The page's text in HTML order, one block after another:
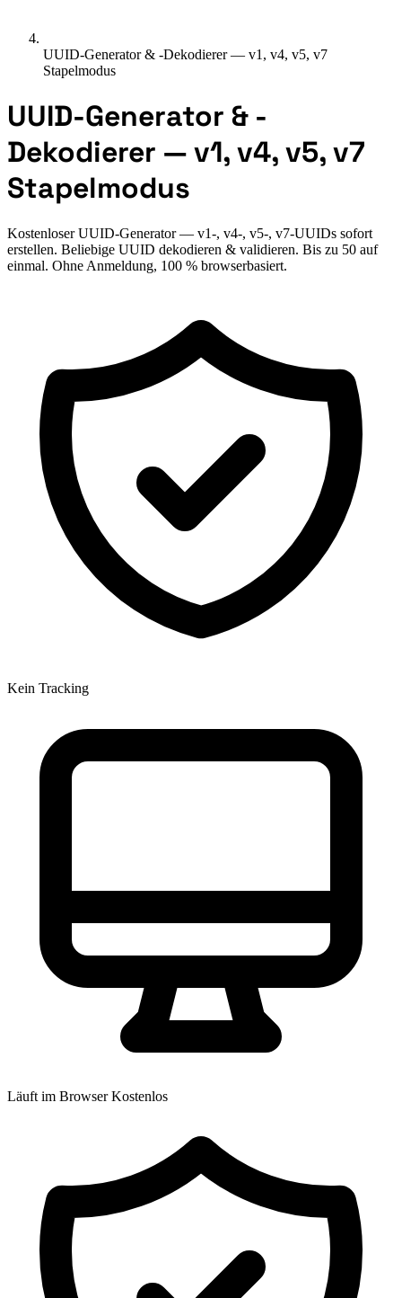
UUID-Generator & -Dekodierer — v1, v4, v5, v7
Stapelmodus
UUID-Generator & -
Dekodierer — v1, v4, v5, v7
Stapelmodus
Kostenloser UUID-Generator — v1-, v4-, v5-, v7-UUIDs sofort
erstellen. Beliebige UUID dekodieren & validieren. Bis zu 50 auf
einmal. Ohne Anmeldung, 100 % browserbasiert.
Kein Tracking
Läuft im Browser Kostenlos